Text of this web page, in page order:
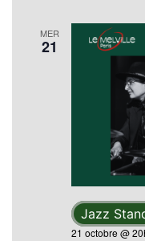
MER
21
21 octobre @
Jazz